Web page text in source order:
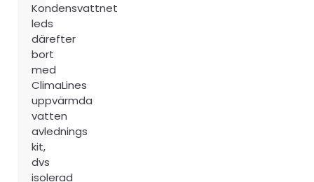
Kondensvattnet
leds
därefter
bort
med
ClimaLines
uppvärmda
vatten
avlednings
kit,
dvs
isolerad